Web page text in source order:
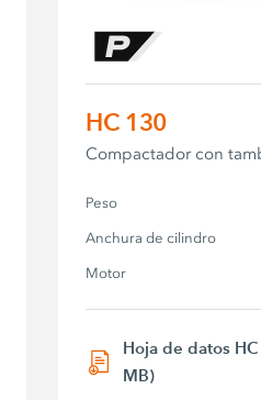
HC 130
Compactador con
Peso
Anchura de cilindro
Motor
Hoja de datos
MB)